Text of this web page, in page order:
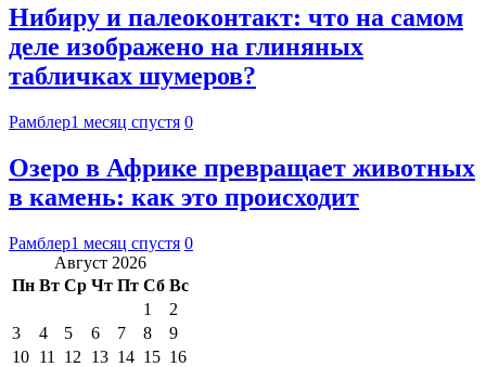
Нибиру и палеоконтакт: что на самом
деле изображено на глиняных
табличках шумеров?
Рамблер1 месяц спустя 0
Озеро в Африке превращает животных
в камень: как это происходит
Рамблер1 месяц спустя 0
Август 2026
Пн Вт Ср Чт Пт Сб Вс
1
2
3
4 5 6 7 8
9
10 11 12 13 14 15 16